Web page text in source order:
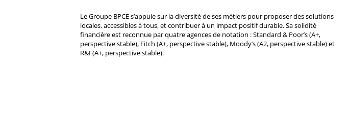
Le Groupe BPCE s’appuie sur la diversité de ses métiers pour proposer des solutions
locales, accessibles à tous, et contribuer à un impact positif durable. Sa solidité
financière est reconnue par quatre agences de notation : Standard & Poor’s (A+,
perspective stable), Fitch (A+, perspective stable), Moody’s (A2, perspective stable) et
R&I (A+, perspective stable).